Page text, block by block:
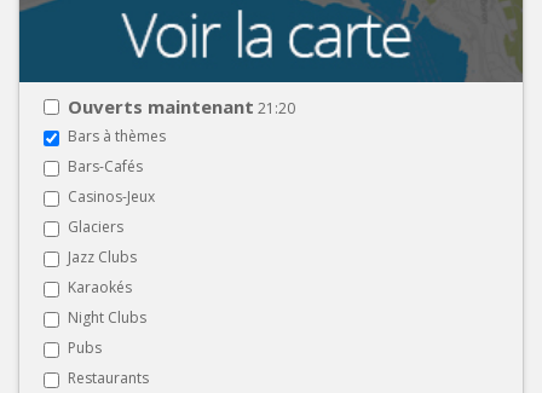
Ouverts maintenant 21:20
Bars à thèmes
Bars-Cafés
Casinos-Jeux
Glaciers
Jazz Clubs
Karaokés
Night Clubs
Pubs
Restaurants